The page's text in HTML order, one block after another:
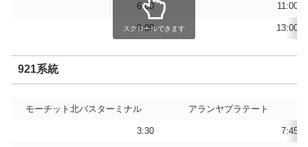
6:00 11:00
8:00 13:00
スクロールできます
921系統
モーチット北バスターミナル アランヤプラテート
3:30 7:45